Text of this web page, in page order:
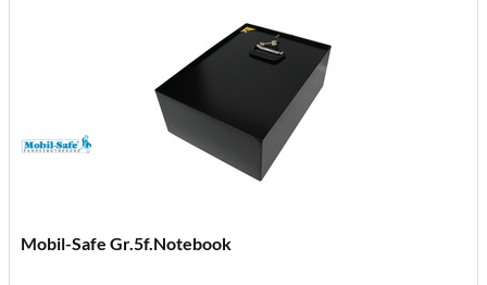
Mobil-Safe Gr.5f.Notebook